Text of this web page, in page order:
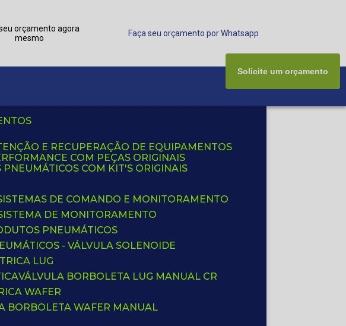
orçamento agora
mesmo
Faça seu orçamento por Whatsapp
E RECUPERAÇÃO DE EQUIPAMENTOS
COM PEÇAS ORIGINAIS
PNEUMÁTICOS COM KIT'S ORIGINAIS
DE COMANDO E MONITORAMENTO
SISTEMA DE MONITORAMENTO
PNEUMÁTICOS
- VÁLVULA SOLENOIDE
LUG
VÁLVULA BORBOLETA LUG MANUAL CR
WAFER
BORBOLETA WAFER MANUAL
Solicite um orçamento